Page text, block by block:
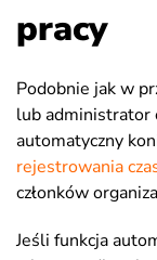
pracy
Podobnie jak w
lub administrator
automatyczny
rejestrowania
członków
Jeśli funkcja